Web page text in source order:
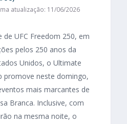
atualização: 11/06/2026
UFC Freedom 250, em
pelos 250 anos da
Unidos, o Ultimate
promove neste domingo,
mais marcantes de
Branca. Inclusive, com
na mesma noite, o